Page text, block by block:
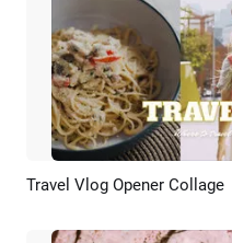
Aperçu
Travel Vlog Opener Collage